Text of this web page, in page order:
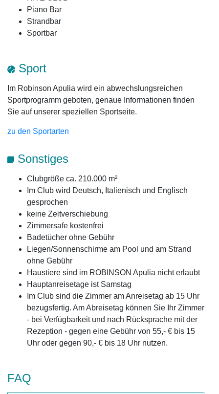
Piano Bar
Strandbar
Sportbar
Sport
Im Robinson Apulia wird ein abwechslungsreichen
Sportprogramm geboten, genaue Informationen finden
Sie auf unserer speziellen Sportseite.
zu den Sportarten
Sonstiges
Clubgröße ca. 210.000 m²
Im Club wird Deutsch, Italienisch und Englisch
gesprochen
keine Zeitverschiebung
Zimmersafe kostenfrei
Badetücher ohne Gebühr
Liegen/Sonnenschirme am Pool und am Strand
ohne Gebühr
Haustiere sind im ROBINSON Apulia nicht erlaubt
Hauptanreisetage ist Samstag
Im Club sind die Zimmer am Anreisetag ab 15 Uhr
bezugsfertig. Am Abreisetag können Sie Ihr Zimmer
- bei Verfügbarkeit und nach Rücksprache mit der
Rezeption - gegen eine Gebühr von 55,- € bis 15
Uhr oder gegen 90,- € bis 18 Uhr nutzen.
FAQ